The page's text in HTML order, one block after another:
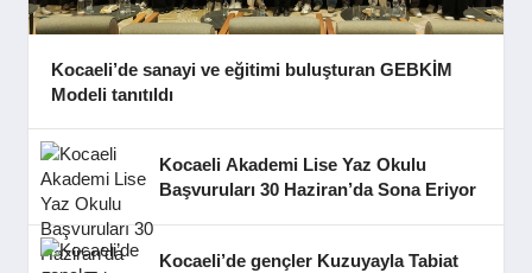
Kocaeli’de sanayi ve eğitimi buluşturan GEBKİM
Modeli tanıtıldı
Kocaeli Akademi Lise Yaz Okulu
Başvuruları 30 Haziran’da Sona Eriyor
Kocaeli’de gençler Kuzuyayla Tabiat